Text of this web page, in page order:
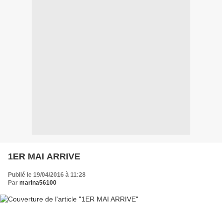
1ER MAI ARRIVE
Publié le 19/04/2016 à 11:28
Par marina56100